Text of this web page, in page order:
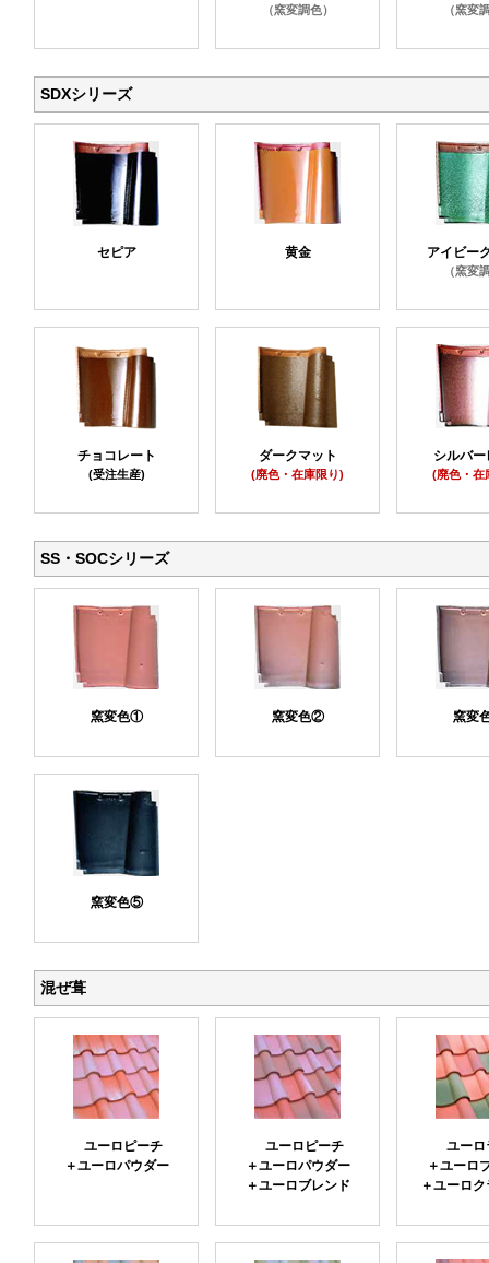
（窯変調色） （窯変
SDXシリーズ
セピア 黄金 アイビー
（窯変
チョコレート
(受注生産)
ダークマット
(廃色・在庫限り)
シルバー
(廃色・在
SS・SOCシリーズ
窯変色① 窯変色② 窯変
窯変色⑤
混ぜ葺
ユーロピーチ
＋ユーロパウダー
ユーロピーチ
＋ユーロパウダー
＋ユーロブレンド
ユーロ
＋ユーロ
＋ユーロ